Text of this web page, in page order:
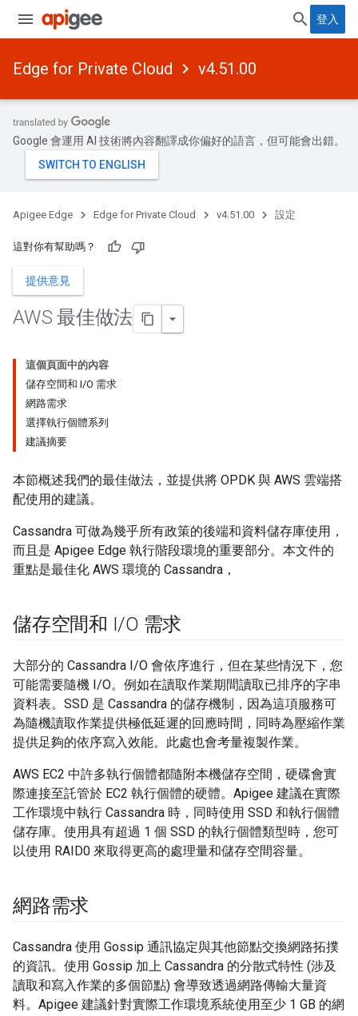
登入
Edge for Private Cloud v4.51.00
Google 會運用 AI 技術將內容翻譯成你偏好的語言，但可能會出錯。
Apigee Edge Edge for Private Cloud v4.51.00 設定
這對你有幫助嗎？
提供意見
AWS 最佳做法
這個頁面中的內容
儲存空間和 I/O 需求
網路需求
選擇執行個體系列
建議摘要
本節概述我們的最佳做法，並提供將 OPDK 與 AWS 雲端搭
配使用的建議。
Cassandra 可做為幾乎所有政策的後端和資料儲存庫使用，
而且是 Apigee Edge 執行階段環境的重要部分。本文件的
重點是最佳化 AWS 環境的 Cassandra，
儲存空間和 I/O 需求
大部分的 Cassandra I/O 會依序進行，但在某些情況下，您
可能需要隨機 I/O。例如在讀取作業期間讀取已排序的字串
資料表。SSD 是 Cassandra 的儲存機制，因為這項服務可
為隨機讀取作業提供極低延遲的回應時間，同時為壓縮作業
提供足夠的依序寫入效能。此處也會考量複製作業。
AWS EC2 中許多執行個體都隨附本機儲存空間，硬碟會實
際連接至託管於 EC2 執行個體的硬體。Apigee 建議在實際
工作環境中執行 Cassandra 時，同時使用 SSD 和執行個體
儲存庫。使用具有超過 1 個 SSD 的執行個體類型時，您可
以使用 RAID0 來取得更高的處理量和儲存空間容量。
網路需求
Cassandra 使用 Gossip 通訊協定與其他節點交換網路拓撲
的資訊。使用 Gossip 加上 Cassandra 的分散式特性 (涉及
讀取和寫入作業的多個節點) 會導致透過網路傳輸大量資
料。Apigee 建議針對實際工作環境系統使用至少 1 GB 的網